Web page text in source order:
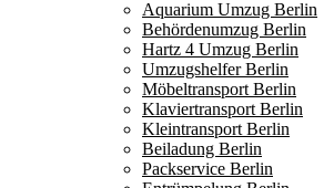
Aquarium Umzug Berlin
Behördenumzug Berlin
Hartz 4 Umzug Berlin
Umzugshelfer Berlin
Möbeltransport Berlin
Klaviertransport Berlin
Kleintransport Berlin
Beiladung Berlin
Packservice Berlin